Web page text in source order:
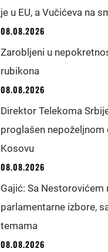
je u EU, a Vučićeva na
08.08.2026
Zarobljeni u
rubikona
08.08.2026
Direktor Telekoma
proglašen nepoželjnom
Kosovu
08.08.2026
Gajić: Sa Nestorovićem
parlamentarne izbore,
temama
08.08.2026